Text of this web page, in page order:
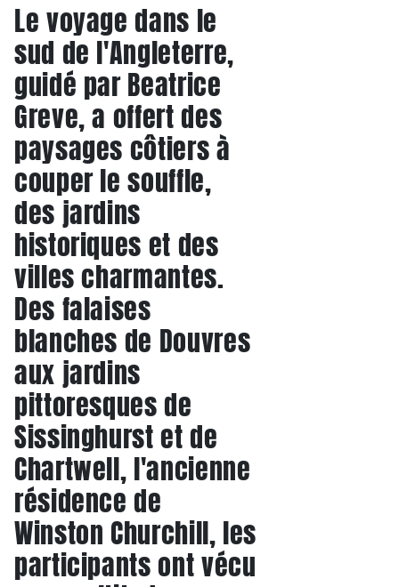
Le voyage dans le
sud de l'Angleterre,
guidé par Beatrice
Greve, a offert des
paysages côtiers à
couper le souffle,
des jardins
historiques et des
villes charmantes.
Des falaises
blanches de Douvres
aux jardins
pittoresques de
Sissinghurst et de
Chartwell, l'ancienne
résidence de
Winston Churchill, les
participants ont vécu